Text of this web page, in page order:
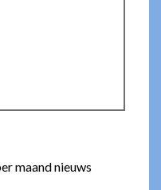
maand nieuws